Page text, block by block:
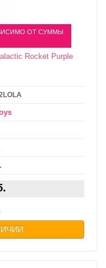
ОТ СУММЫ
Rocket Purple